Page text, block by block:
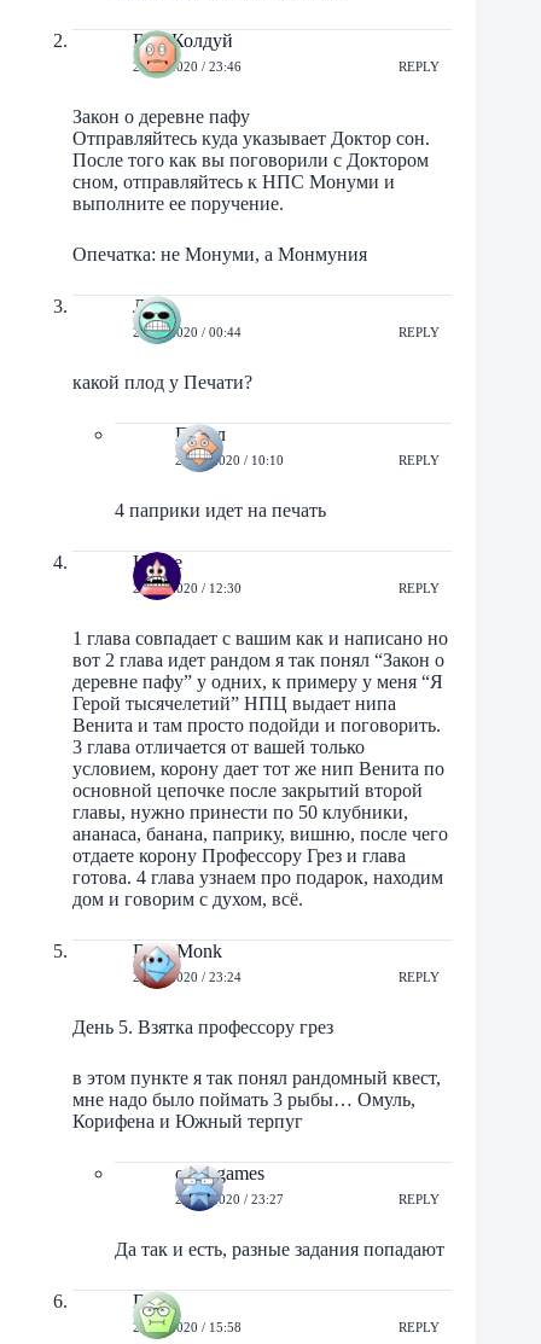
ВасяКолдуй
24/06/2020 / 23:46 REPLY
Закон о деревне пафу
Отправляйтесь куда указывает Доктор сон.
После того как вы поговорили с Доктором
сном, отправляйтесь к НПС Монуми и
выполните ее поручение.
Опечатка: не Монуми, а Монмуния
Лекс
25/06/2020 / 00:44 REPLY
какой плод у Печати?
Павел
25/06/2020 / 10:10 REPLY
4 паприки идет на печать
Halize
25/06/2020 / 12:30 REPLY
1 глава совпадает с вашим как и написано но
вот 2 глава идет рандом я так понял “Закон о
деревне пафу” у одних, к примеру у меня “Я
Герой тысячелетий” НПЦ выдает нипа
Венита и там просто подойди и поговорить.
3 глава отличается от вашей только
условием, корону дает тот же нип Венита по
основной цепочке после закрытий второй
главы, нужно принести по 50 клубники,
ананаса, банана, паприку, вишню, после чего
отдаете корону Профессору Грез и глава
готова. 4 глава узнаем про подарок, находим
дом и говорим с духом, всё.
Dark Monk
26/06/2020 / 23:24 REPLY
День 5. Взятка профессору грез
в этом пункте я так понял рандомный квест,
мне надо было поймать 3 рыбы… Омуль,
Корифена и Южный терпуг
orbit-games
26/06/2020 / 23:27 REPLY
Да так и есть, разные задания попадают
Dims
27/06/2020 / 15:58 REPLY